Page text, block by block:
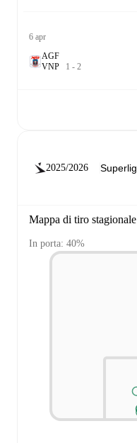
6 apr
AGF
VNP 1 - 2
2025/2026
Mappa di tiro stagionale
In porta: 40%